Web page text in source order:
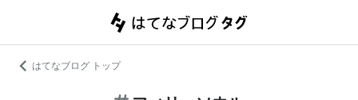
はてなブログ トップ